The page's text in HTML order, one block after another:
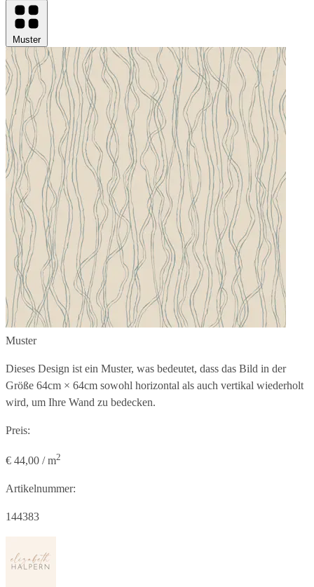
Muster
Muster
Dieses Design ist ein Muster, was bedeutet, dass das Bild in der
Größe 64cm × 64cm sowohl horizontal als auch vertikal wiederholt
wird, um Ihre Wand zu bedecken.
Preis:
€ 44,00 / m2
Artikelnummer:
144383